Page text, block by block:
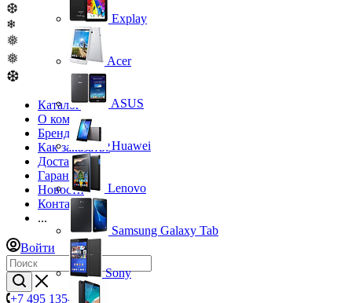
❆
❄
❅
❅
❆
Каталог
О компании
Бренды
Как заказать?
Доставка
Гарантия
Новости
Контакты
...
Войти
+7 495 135-39-43
Explay
Acer
ASUS
Huawei
Lenovo
Samsung Galaxy Tab
Sony